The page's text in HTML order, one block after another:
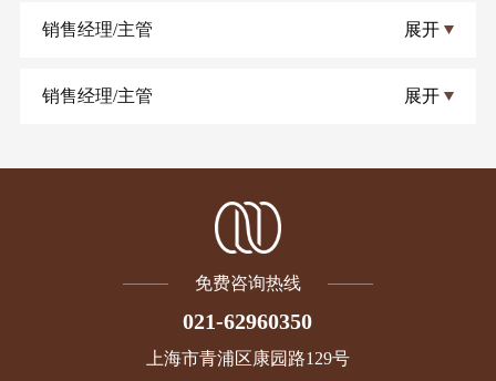
销售经理/主管 展开
销售经理/主管 展开
免费咨询热线
021-62960350
上海市青浦区康园路129号